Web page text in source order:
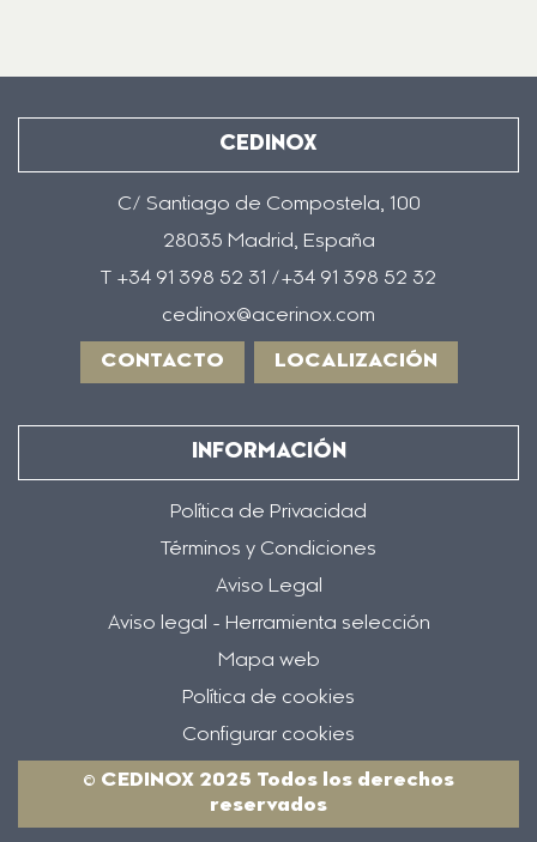
CEDINOX
C/ Santiago de Compostela, 100
28035 Madrid, España
T +34 91 398 52 31 /+34 91 398 52 32
cedinox@acerinox.com
CONTACTO LOCALIZACIÓN
INFORMACIÓN
Política de Privacidad
Términos y Condiciones
Aviso Legal
Aviso legal - Herramienta selección
Mapa web
Política de cookies
Configurar cookies
© CEDINOX 2025 Todos los derechos
reservados